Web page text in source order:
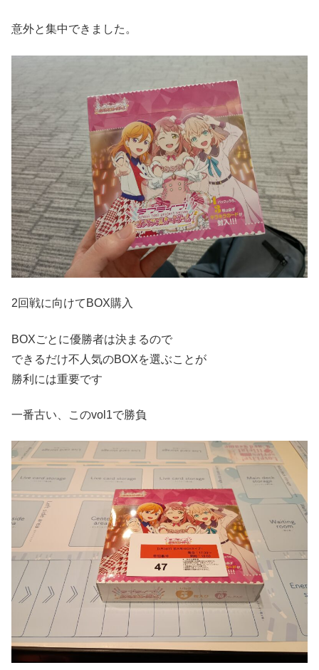
意外と集中できました。
2回戦に向けてBOX購入
BOXごとに優勝者は決まるので
できるだけ不人気のBOXを選ぶことが
勝利には重要です
一番古い、このvol1で勝負